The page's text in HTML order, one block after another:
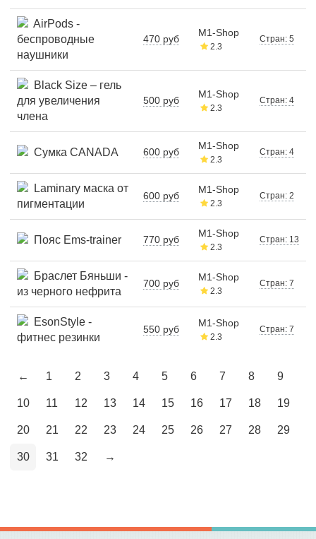
AirPods -
беспроводные
наушники
470 руб
M1-Shop
2.3
Стран: 5
Black Size – гель
для увеличения
члена
500 руб
M1-Shop
2.3
Стран: 4
Сумка CANADA 600 руб
M1-Shop
2.3
Стран: 4
Laminary маска от
пигментации
600 руб
M1-Shop
2.3
Стран: 2
Пояс Ems-trainer 770 руб
M1-Shop
2.3
Стран: 13
Браслет Бяньши -
из черного нефрита
700 руб
M1-Shop
2.3
Стран: 7
EsonStyle -
фитнес резинки
550 руб
M1-Shop
2.3
Стран: 7
← 1 2 3 4 5 6 7 8 9
10 11 12 13 14 15 16 17 18 19
20 21 22 23 24 25 26 27 28 29
30 31 32 →